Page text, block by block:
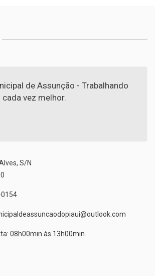
de Assunção - Trabalhando
vez melhor.
S/N
08h00min às 13h00min.